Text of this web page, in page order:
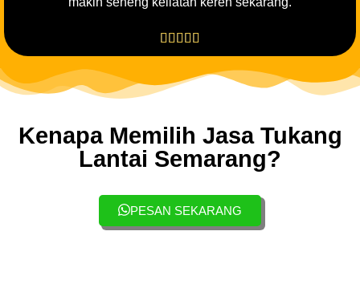
    
Kenapa Memilih Jasa Tukang
Lantai Semarang?
PESAN SEKARANG